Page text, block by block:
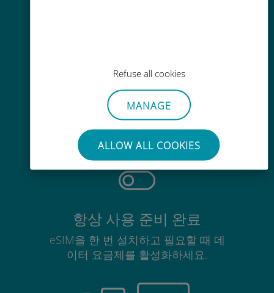
Refuse all cookies
MANAGE
ALLOW ALL COOKIES
간편한
기존 SIM 카드를 제거할 필요가 없습
니다.
항상 사용 준비 완료
eSIM을 한 번 설치하고 필요할 때 데
이터 요금제를 활성화하세요.